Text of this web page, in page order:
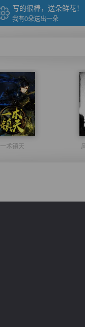
写的很棒，送朵鲜花！
我有0朵送出一朵
一术镇天